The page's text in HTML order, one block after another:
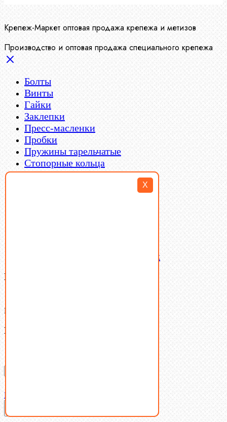
X
Производство и оптовая продажа специального крепежа
Болты
Винты
Гайки
Заклепки
Пресс-масленки
Поиск